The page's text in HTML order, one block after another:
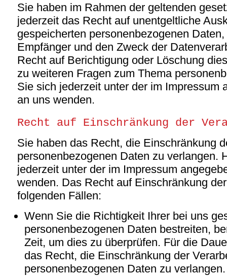
Sie haben im Rahmen der geltenden
jederzeit das Recht auf unentgeltliche
gespeicherten personenbezogenen
Empfänger und den Zweck der
Recht auf Berichtigung oder Löschung
zu weiteren Fragen zum Thema
Sie sich jederzeit unter der im Impressum
an uns wenden.
Recht auf Einschränkung der
Sie haben das Recht, die Einschränkung
personenbezogenen Daten zu verlangen.
jederzeit unter der im Impressum
wenden. Das Recht auf Einschränkung
folgenden Fällen:
Wenn Sie die Richtigkeit Ihrer bei uns
personenbezogenen Daten bestreiten,
Zeit, um dies zu überprüfen. Für die
das Recht, die Einschränkung der
personenbezogenen Daten zu verlangen.